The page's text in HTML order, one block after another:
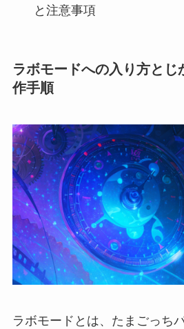
と注意事項
ラボモードへの入り方とじ
作手順
ラボモードとは、たまごっち